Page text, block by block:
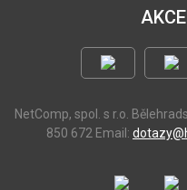
NetComp, spol. s r.o.
850 672 Email: